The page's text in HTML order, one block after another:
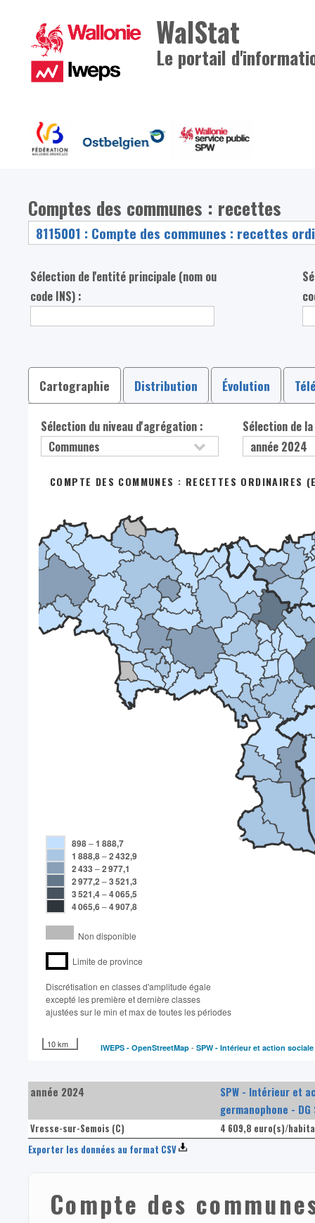
WalStat
Le portail
Comptes des communes : recettes
Sélection de l'entité principale (nom ou
code INS) :
Cartographie Distribution Évolution
Sélection du niveau d'agrégation : Sélection de
COMPTE DES COMMUNES : RECETTES
898–1 888,7
1 888,8–2 432,9
2 433 –2 977,1
2 977,2 –3 521,3
3 521,4–4 065,5
4 065,6–4 907,8
Non disponible
Limite de province
Discrétisation en classes d'amplitude égale​
excepté les première et dernière classes
ajustées sur le min et max de toutes les périodes
10 km IWEPS - OpenStreetMap - SPW - Intérieur et action
année 2024
SPW - Intérieur et
germanophone -
Vresse-sur-Semois (C)
4 609,8 euro(s)/
Exporter les données au format CSV
Compte des